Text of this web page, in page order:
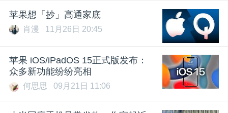
苹果想「抄」高通家底
肖漫 11月26日 20:45
苹果 iOS/iPadOS 15正式版发布：
众多新功能纷纷亮相
何思思 09月21日 11:06